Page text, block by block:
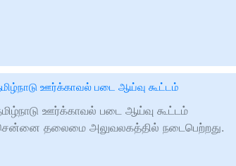
ஊர்க்காவல் படை ஆய்வு கூட்டம்
ஊர்க்காவல் படை ஆய்வு கூட்டம்
தலைமை அலுவலகத்தில் நடைபெற்றது.